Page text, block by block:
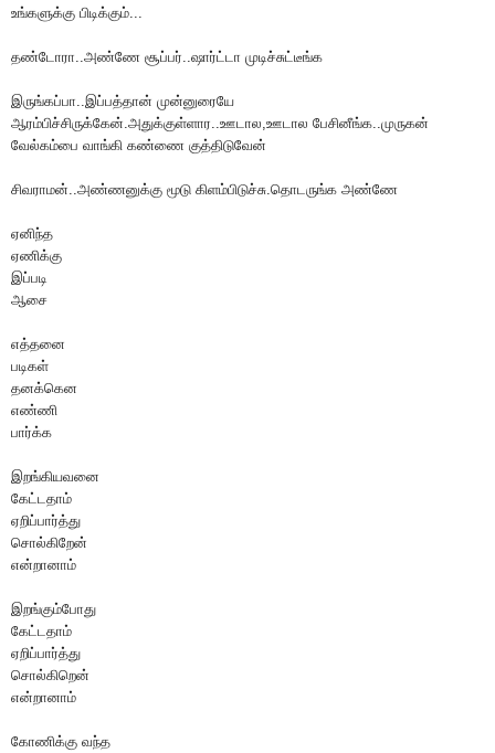
உங்களுக்கு பிடிக்கும்...
தண்டோரா..அண்ணே சூப்பர்..ஷார்ட்டா முடிச்சுட்டீங்க
இருங்கப்பா..இப்பத்தான் முன்னுரையே
ஆரம்பிச்சிருக்கேன்.அதுக்குள்ளார..ஊடால,ஊடால பேசினீங்க..முருகன்
வேல்கம்பை வாங்கி கண்ணை குத்திடுவேன்
சிவராமன்..அண்ணனுக்கு மூடு கிளம்பிடுச்சு.தொடருங்க அண்ணே
ஏனிந்த
ஏணிக்கு
இப்படி
ஆசை
எத்தனை
படிகள்
தனக்கென
எண்ணி
பார்க்க
இறங்கியவனை
கேட்டதாம்
ஏறிப்பார்த்து
சொல்கிறேன்
என்றானாம்
இறங்கும்போது
கேட்டதாம்
ஏறிப்பார்த்து
சொல்கிறென்
என்றானாம்
கோணிக்கு வந்த